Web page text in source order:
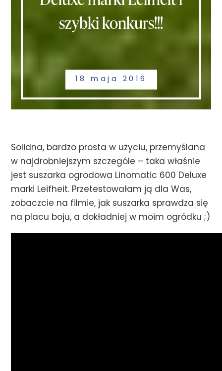
szybki konkurs!!!
18 maja 2016
Solidna, bardzo prosta w użyciu, przemyślana
w najdrobniejszym szczególe – taka właśnie
jest suszarka ogrodowa Linomatic 600 Deluxe
marki Leifheit. Przetestowałam ją dla Was,
zobaczcie na filmie, jak suszarka sprawdza się
na placu boju, a dokładniej w moim ogródku ;)